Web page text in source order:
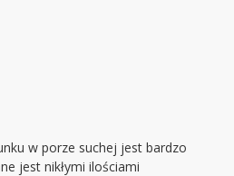
w porze suchej jest bardzo
jest nikłymi ilościami